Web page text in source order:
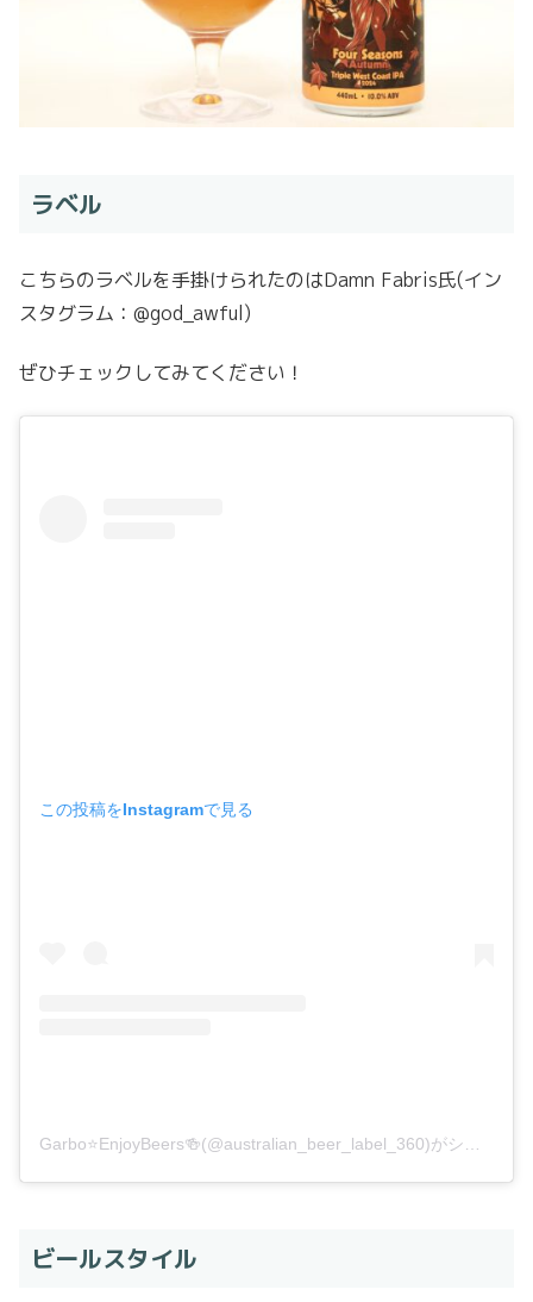
ラベル
こちらのラベルを手掛けられたのはDamn Fabris氏(イン
スタグラム：@god_awful)
ぜひチェックしてみてください！
この投稿をInstagramで見る
ビールスタイル